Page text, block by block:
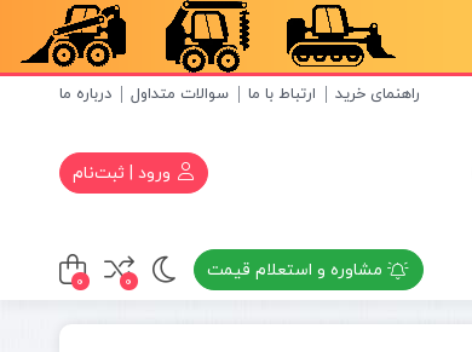
راهنمای خرید ارتباط با ما سوالات متداول درباره ما
ورود | ثبت‌نام
مشاوره و استعلام قیمت 0
0